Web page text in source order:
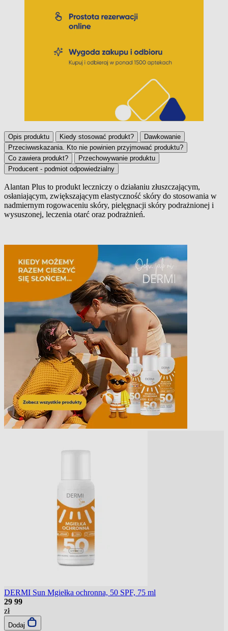
Opis produktu Kiedy stosować produkt?
Dawkowanie
Przeciwwskazania. Kto nie powinien przyjmować produktu?
Co zawiera produkt?
Przechowywanie produktu
Producent - podmiot odpowiedzialny
Opis produktu
Alantan Plus to produkt leczniczy o działaniu złuszczającym,
osłaniającym, zwiększającym elastyczność skóry do stosowania w
nadmiernym rogowaceniu skóry, pielęgnacji skóry podrażnionej i
wysuszonej, leczenia otarć oraz podrażnień.
DERMI Sun Mgiełka ochronna, 50 SPF, 75 ml
29 99
zł
Dodaj